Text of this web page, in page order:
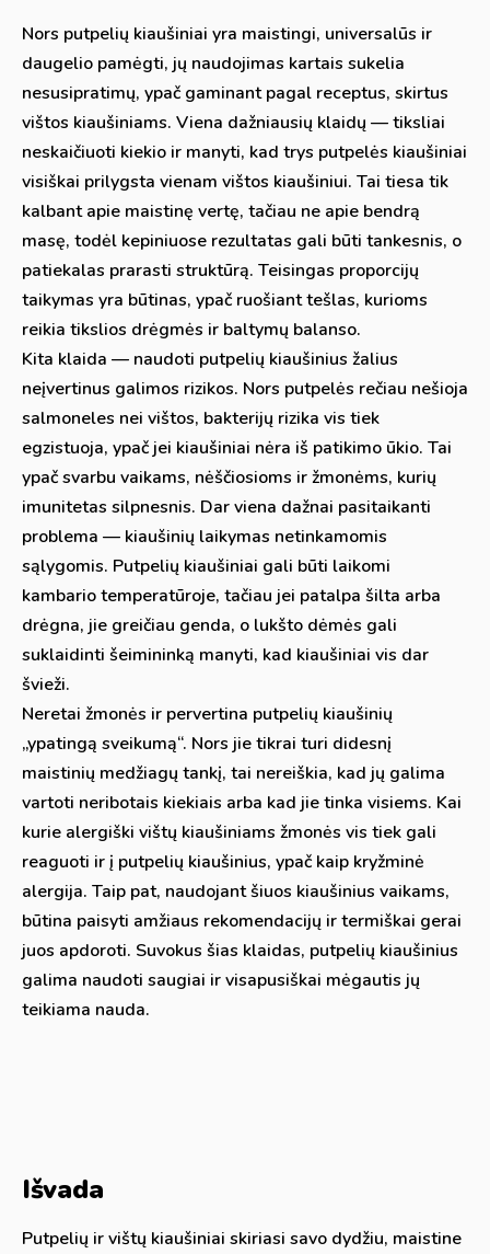
Nors putpelių kiaušiniai yra maistingi, universalūs ir
daugelio pamėgti, jų naudojimas kartais sukelia
nesusipratimų, ypač gaminant pagal receptus, skirtus
vištos kiaušiniams. Viena dažniausių klaidų — tiksliai
neskaičiuoti kiekio ir manyti, kad trys putpelės kiaušiniai
visiškai prilygsta vienam vištos kiaušiniui. Tai tiesa tik
kalbant apie maistinę vertę, tačiau ne apie bendrą
masę, todėl kepiniuose rezultatas gali būti tankesnis, o
patiekalas prarasti struktūrą. Teisingas proporcijų
taikymas yra būtinas, ypač ruošiant tešlas, kurioms
reikia tikslios drėgmės ir baltymų balanso.
Kita klaida — naudoti putpelių kiaušinius žalius
neįvertinus galimos rizikos. Nors putpelės rečiau nešioja
salmoneles nei vištos, bakterijų rizika vis tiek
egzistuoja, ypač jei kiaušiniai nėra iš patikimo ūkio. Tai
ypač svarbu vaikams, nėščiosioms ir žmonėms, kurių
imunitetas silpnesnis. Dar viena dažnai pasitaikanti
problema — kiaušinių laikymas netinkamomis
sąlygomis. Putpelių kiaušiniai gali būti laikomi
kambario temperatūroje, tačiau jei patalpa šilta arba
drėgna, jie greičiau genda, o lukšto dėmės gali
suklaidinti šeimininką manyti, kad kiaušiniai vis dar
švieži.
Neretai žmonės ir pervertina putpelių kiaušinių
„ypatingą sveikumą“. Nors jie tikrai turi didesnį
maistinių medžiagų tankį, tai nereiškia, kad jų galima
vartoti neribotais kiekiais arba kad jie tinka visiems. Kai
kurie alergiški vištų kiaušiniams žmonės vis tiek gali
reaguoti ir į putpelių kiaušinius, ypač kaip kryžminė
alergija. Taip pat, naudojant šiuos kiaušinius vaikams,
būtina paisyti amžiaus rekomendacijų ir termiškai gerai
juos apdoroti. Suvokus šias klaidas, putpelių kiaušinius
galima naudoti saugiai ir visapusiškai mėgautis jų
teikiama nauda.
Išvada
Putpelių ir vištų kiaušiniai skiriasi savo dydžiu, maistine